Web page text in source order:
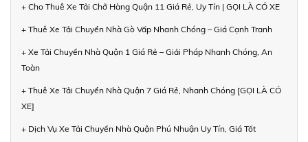
+ Cho Thuê Xe Tải Chở Hàng Quận 11 Giá Rẻ, Uy Tín | GỌI LÀ CÓ XE
+ Thuê Xe Tải Chuyển Nhà Gò Vấp Nhanh Chóng – Giá Cạnh Tranh
+ Xe Tải Chuyển Nhà Quận 1 Giá Rẻ – Giải Pháp Nhanh Chóng, An
Toàn
+ Thuê Xe Tải Chuyển Nhà Quận 7 Giá Rẻ, Nhanh Chóng [GỌI LÀ CÓ
XE]
+ Dịch Vụ Xe Tải Chuyển Nhà Quận Phú Nhuận Uy Tín, Giá Tốt